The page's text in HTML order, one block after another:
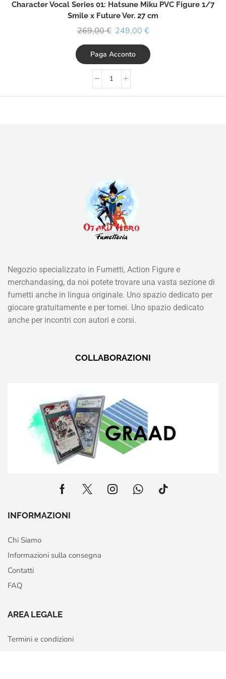
Character Vocal Series 01: Hatsune Miku PVC Figure 1/7
Smile x Future Ver. 27 cm
269,00€ 249,00 €
Paga Acconto
Negozio specializzato in Fumetti, Action Figure e
merchandasing, da noi potete trovare una vasta sezione di
fumetti anche in lingua originale. Uno spazio dedicato per
giocare gratuitamente e per tornei. Uno spazio dedicato
anche per incontri con autori e corsi.
COLLABORAZIONI
INFORMAZIONI
Chi Siamo
Informazioni sulla consegna
Contatti
FAQ
AREA LEGALE
Termini e condizioni